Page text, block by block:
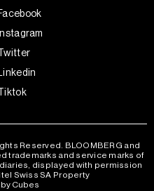
prilagodite tako, da
koli posledic.
Instagram
Linkedin
Reserved. BLOOMBERG and
trademarks and service marks of
displayed with permission
Swiss SA Property
Cubes